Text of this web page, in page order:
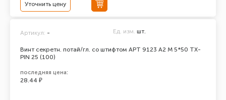
Уточнить цену
Винт секретн. потай/гл. со штифтом АРТ 9123 А2 M 5*50 TX-
PIN 25 (100)
Артикул: - Ед. изм. шт.
последняя цена:
28.44 ₽